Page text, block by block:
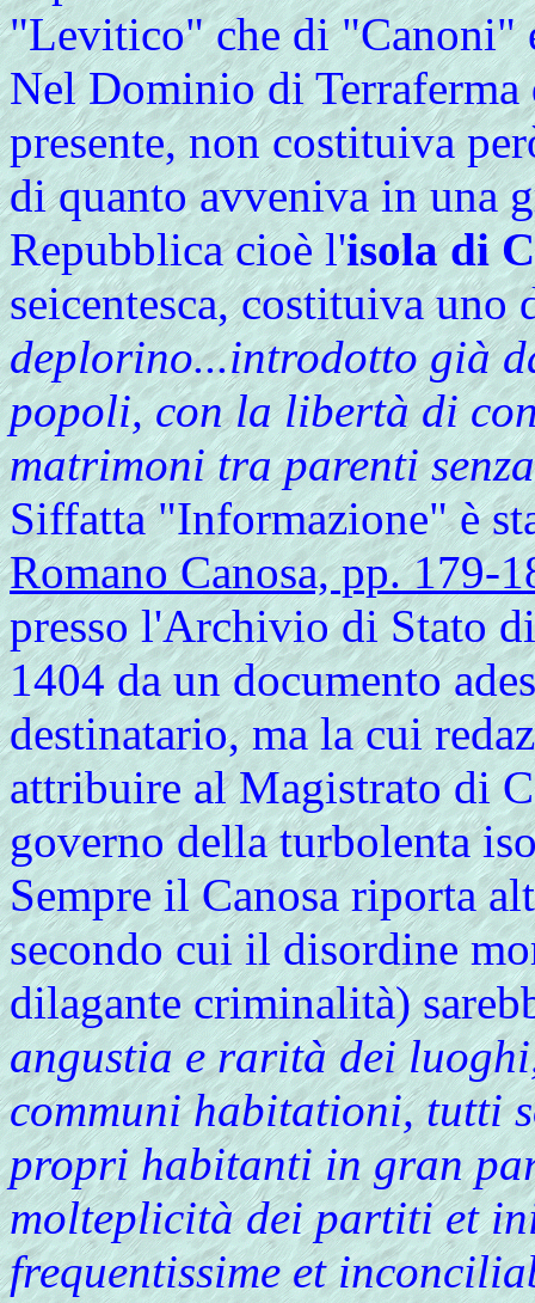
"Levitico" che di "Canoni"
Nel Dominio di Terraferma
presente, non costituiva
di quanto avveniva in una
Repubblica cioè l'isola di
seicentesca, costituiva uno
deplorino...introdotto già
popoli, con la libertà di
matrimoni tra parenti
Siffatta "Informazione" è
Romano Canosa, pp. 179-
presso l'Archivio di Stato
1404 da un documento
destinatario, ma la cui
attribuire al Magistrato di
governo della turbolenta
Sempre il Canosa riporta
secondo cui il disordine
dilagante criminalità)
angustia e rarità dei
communi habitationi, tutti
propri habitanti in gran
molteplicità dei partiti et
frequentissime et